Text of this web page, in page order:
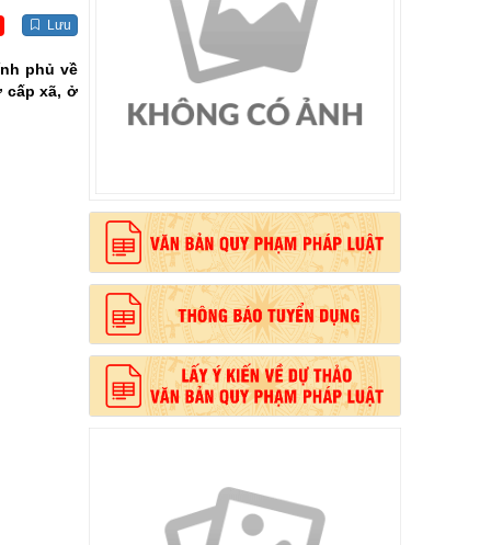
cách Hồ Chí Minh”
Lưu
phủ về
cấp xã, ở